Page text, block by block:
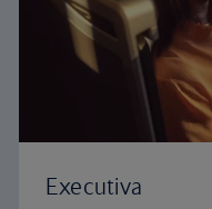
Executiva